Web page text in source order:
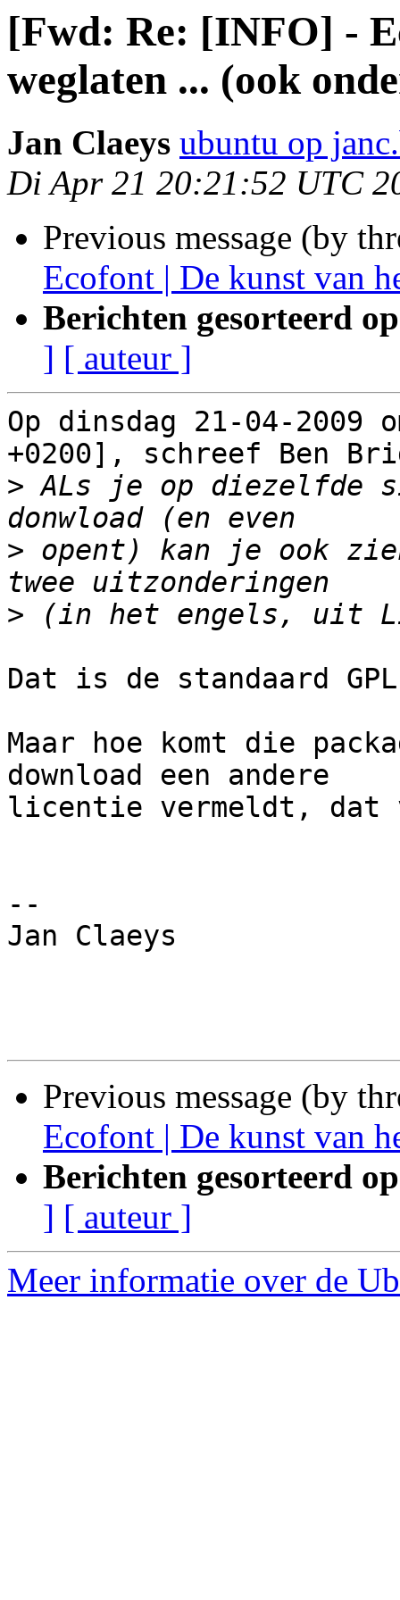
[Fwd: Re: [INFO] -
weglaten ... (ook
Jan Claeys ubuntu op
Di Apr 21 20:21:52 UTC
Previous message (by
Ecofont | De kunst van
Berichten gesorteerd
] [ auteur ]
Op dinsdag 21-04-
+0200], schreef Ben
> ALs je op diezelfde
> opent) kan je ook
>
Dat is de standaard
Maar hoe komt die
download een andere
licentie vermeldt, dat
--
Jan Claeys
Previous message (by
Ecofont | De kunst van
Berichten gesorteerd
] [ auteur ]
Meer informatie over de